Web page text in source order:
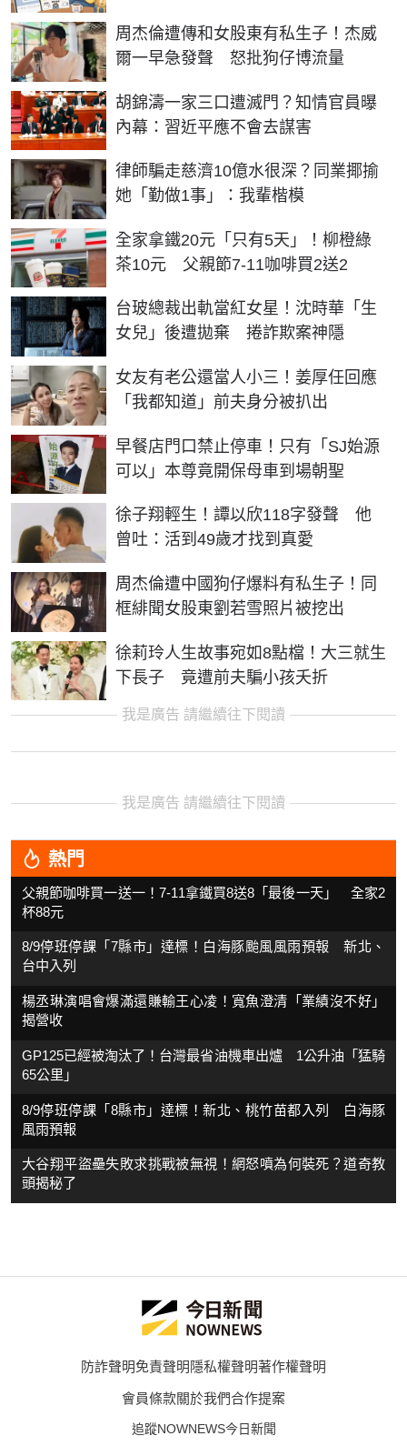
周杰倫遭傳和女股東有私生子！杰威
爾一早急發聲 怒批狗仔博流量
胡錦濤一家三口遭滅門？知情官員曝
內幕：習近平應不會去謀害
律師騙走慈濟10億水很深？同業揶揄
她「勤做1事」：我輩楷模
全家拿鐵20元「只有5天」！柳橙綠
茶10元 父親節7-11咖啡買2送2
台玻總裁出軌當紅女星！沈時華「生
女兒」後遭拋棄 捲詐欺案神隱
女友有老公還當人小三！姜厚任回應
「我都知道」前夫身分被扒出
早餐店門口禁止停車！只有「SJ始源
可以」本尊竟開保母車到場朝聖
徐子翔輕生！譚以欣118字發聲 他
曾吐：活到49歲才找到真愛
周杰倫遭中國狗仔爆料有私生子！同
框緋聞女股東劉若雪照片被挖出
徐莉玲人生故事宛如8點檔！大三就生
下長子 竟遭前夫騙小孩夭折
我是廣告 請繼續往下閱讀
我是廣告 請繼續往下閱讀
熱門
父親節咖啡買一送一！7-11拿鐵買8送8「最後一天」 全家2
杯88元
8/9停班停課「7縣市」達標！白海豚颱風風雨預報 新北、
台中入列
楊丞琳演唱會爆滿還賺輸王心凌！寬魚澄清「業績沒不好」
揭營收
GP125已經被淘汰了！台灣最省油機車出爐 1公升油「猛騎
65公里」
8/9停班停課「8縣市」達標！新北、桃竹苗都入列 白海豚
風雨預報
大谷翔平盜壘失敗求挑戰被無視！網怒噴為何裝死？道奇教
頭揭秘了
防詐聲明免責聲明隱私權聲明著作權聲明
會員條款關於我們合作提案
追蹤NOWNEWS今日新聞